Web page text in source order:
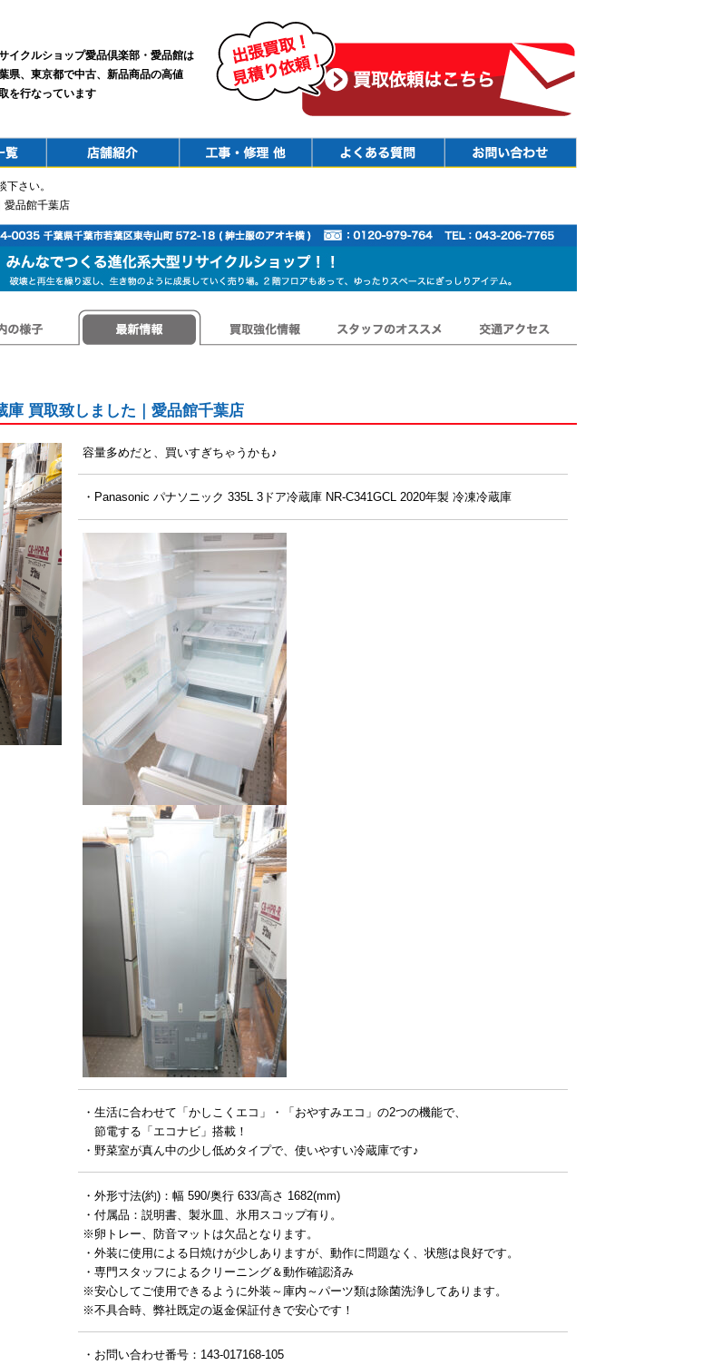
イクルショップ愛品倶楽部・愛品館は
県、東京都で中古、新品商品の高値
を行なっています
さい。
愛品館千葉店
庫 買取致しました｜愛品館千葉店
容量多めだと、買いすぎちゃうかも♪
・Panasonic パナソニック 335L 3ドア冷蔵庫 NR-C341GCL 2020年製 冷凍冷蔵庫
・生活に合わせて「かしこくエコ」・「おやすみエコ」の2つの機能で、
節電する「エコナビ」搭載！
・野菜室が真ん中の少し低めタイプで、使いやすい冷蔵庫です♪
・外形寸法(約)：幅 590/奥行 633/高さ 1682(mm)
・付属品：説明書、製氷皿、氷用スコップ有り。
※卵トレー、防音マットは欠品となります。
・外装に使用による日焼けが少しありますが、動作に問題なく、状態は良好です。
・専門スタッフによるクリーニング＆動作確認済み
※安心してご使用できるように外装～庫内～パーツ類は除菌洗浄してあります。
※不具合時、弊社既定の返金保証付きで安心です！
・お問い合わせ番号：143-017168-105